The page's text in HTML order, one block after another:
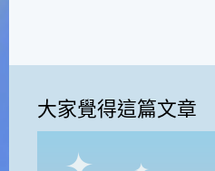
大家覺得這篇文章